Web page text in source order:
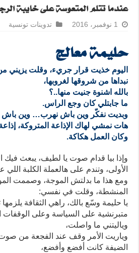
عندما تتلم المتعوسة على خايبة
1 نوفمبر، 2016 تدوينات تونسية
حليمة معالج
اليوم خذيت قرار جريء، وقلت يزيني
نبداها من شروقها لغروبها،
بالله اشنوة جنيت منها..؟
ما جابتلي كان وجع الراس.
وبديت نفكّر وين باش نهرب… وين باش
هات نمشي لهاك الإذاعة المتروكة، إذاعة
وكان العمل هكاكة.
وإذا بيا قدام صوت يا لطيف، يبعث فيك
الأولى، وتندم على هالعملة الكلبة اللي
ومع هذا ما بدلتش الموجة، وصممت
المنشطة، وقلت في نفسي:
يا حليمة وسّع بالك، راهي الثقافة
متبرنشية على السياسة وعلى الوقفات
وياليتني ما واصلت،
وياريت الأمر وقف عند الفجعة من
الضيفة كانت أفضع وأفضع،